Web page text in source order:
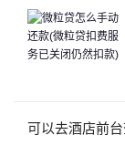
可以去酒店前